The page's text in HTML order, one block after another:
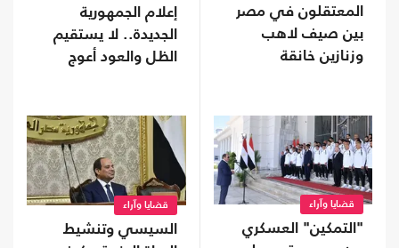
المعتقلون في مصر
بين صيف لاهب
وزنازين خانقة
إعلام الجمهورية
الجديدة.. لا يستقيم
الظل والعود أعوج
قضايا وآراء
"التمكين" العسكري
قضايا وآراء
السيسي وتنشيط